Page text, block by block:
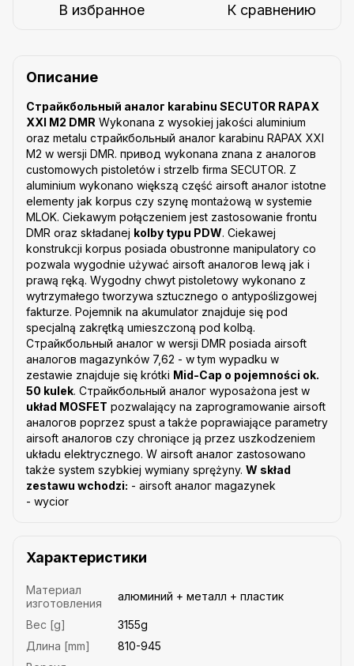
В избранное К сравнению
Описание
Страйкбольный аналог karabinu SECUTOR RAPAX
XXI M2 DMR Wykonana z wysokiej jakości aluminium
oraz metalu cтрайкбольный аналог karabinu RAPAX XXI
M2 w wersji DMR. привод wykonana znana z аналогов
customowych pistoletów i strzelb firma SECUTOR. Z
aluminium wykonano większą część airsoft аналог istotne
elementy jak korpus czy szynę montażową w systemie
MLOK. Ciekawym połączeniem jest zastosowanie frontu
DMR oraz składanej kolby typu PDW. Ciekawej
konstrukcji korpus posiada obustronne manipulatory co
pozwala wygodnie używać airsoft аналогов lewą jak i
prawą ręką. Wygodny chwyt pistoletowy wykonano z
wytrzymałego tworzywa sztucznego o antypoślizgowej
fakturze. Pojemnik na akumulator znajduje się pod
specjalną zakrętką umieszczoną pod kolbą.
Страйкбольный аналог w wersji DMR posiada airsoft
аналогов magazynków 7,62 - w tym wypadku w
zestawie znajduje się krótki Mid-Cap o pojemności ok.
50 kulek. Страйкбольный аналог wyposażona jest w
układ MOSFET pozwalający na zaprogramowanie airsoft
аналогов poprzez spust a także poprawiające parametry
airsoft аналогов czy chroniące ją przez uszkodzeniem
układu elektrycznego. W airsoft аналог zastosowano
także system szybkiej wymiany sprężyny. W skład
zestawu wchodzi: - airsoft аналог magazynek
- wycior
Характеристики
Материал
изготовления
алюминий + металл + пластик
Вес [g]
3155g
Длина [mm]
810-945